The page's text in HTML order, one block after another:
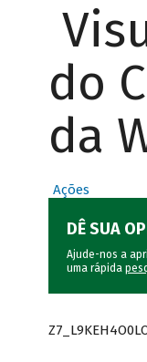
do
da
Ações
DÊ SUA
Ajude-nos a
uma rápida